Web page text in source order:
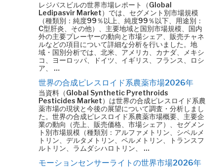
レジパスビルの世界市場レポート（Global
Ledipasvir Market）では、セグメント別市場規模
（種類別：純度99％以上、純度99％以下、用途別：
C型肝炎、その他）、主要地域と国別市場規模、国内
外の主要プレーヤーの動向と市場シェア、販売チャネ
ルなどの項目について詳細な分析を行いました。地
域・国別分析では、北米、アメリカ、カナダ、メキシ
コ、ヨーロッパ、ドイツ、イギリス、フランス、ロシ
ア、 …
世界の合成ピレスロイド系農薬市場2026年
当資料（Global Synthetic Pyrethroids
Pesticides Market）は世界の合成ピレスロイド系農
薬市場の現状と今後の展望について調査・分析しまし
た。世界の合成ピレスロイド系農薬市場概要、主要企
業の動向（売上、販売価格、市場シェア）、セグメン
ト別市場規模（種類別：アルファメトリン、シペルメ
トリン、デルタメトリン、ペルメトリン、トランスフ
ルトリン、ラムダシハロトリン、 …
モーションセンサーライトの世界市場2026年